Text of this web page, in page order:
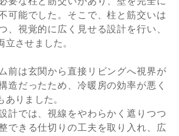
可能でした。そこで、柱と筋交いは
、視覚的に広く見せる設計を行い、
させました。
前は玄関から直接リビングへ視界が
造だったため、冷暖房の効率が悪く
りました。
計では、視線をやわらかく遮りつつ
できる仕切りの工夫を取り入れ、広